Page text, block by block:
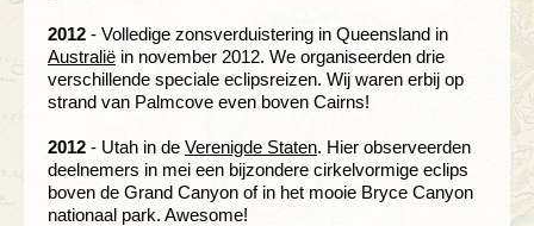
2012 - Volledige zonsverduistering in Queensland in
Australië in november 2012. We organiseerden drie
verschillende speciale eclipsreizen. Wij waren erbij op
strand van Palmcove even boven Cairns!
2012 - Utah in de Verenigde Staten. Hier observeerden
deelnemers in mei een bijzondere cirkelvormige eclips
boven de Grand Canyon of in het mooie Bryce Canyon
nationaal park. Awesome!